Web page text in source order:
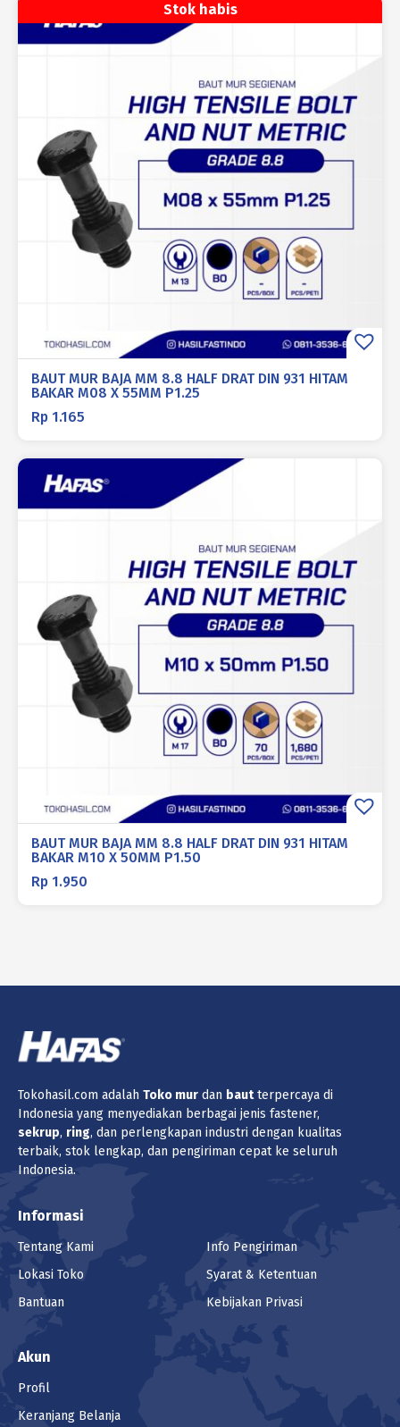
Stok habis
BAUT MUR BAJA MM 8.8 HALF DRAT DIN 931 HITAM
BAKAR M08 X 55MM P1.25
Rp 1.165
BAUT MUR BAJA MM 8.8 HALF DRAT DIN 931 HITAM
BAKAR M10 X 50MM P1.50
Rp 1.950
Tokohasil.com adalah Toko mur dan bautterpercaya di
Indonesia yang menyediakan berbagai jenis fastener,
sekrup, ring, dan perlengkapan industri dengan kualitas
terbaik, stok lengkap, dan pengiriman cepat ke seluruh
Indonesia.
Informasi
Tentang Kami
Lokasi Toko
Bantuan
Info Pengiriman
Syarat & Ketentuan
Kebijakan Privasi
Akun
Profil
Keranjang Belanja